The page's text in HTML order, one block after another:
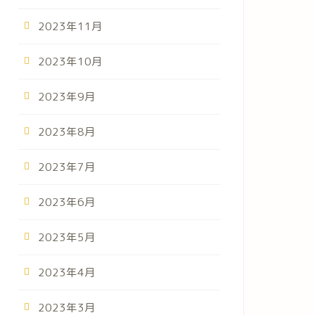
（皆で協力）
2023年11月
2023年10月
2023年9月
2023年8月
2023年7月
2023年6月
2023年5月
2023年4月
2023年3月